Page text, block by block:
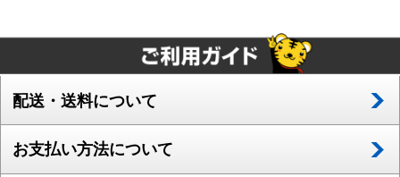
配送・送料について
お支払い方法について